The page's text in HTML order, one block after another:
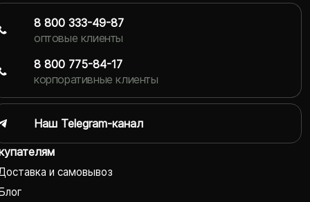
и самовывоз
8 800 333-49-87
оптовые клиенты
8 800 775-84-17
корпоративные клиенты
Наш Telegram-канал